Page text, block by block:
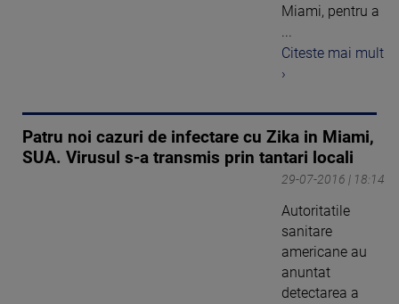
Miami, pentru a
Citeste mai mult
›
Patru noi cazuri de infectare cu Zika in Miami,
SUA. Virusul s-a transmis prin tantari locali
29-07-2016 | 18:14
Autoritatile
sanitare
americane au
anuntat
detectarea a